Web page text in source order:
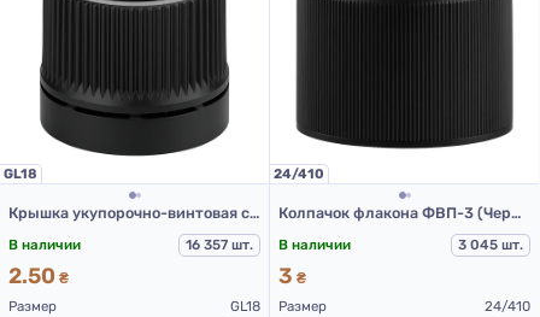
GL18
Крышка укупорочно-винтовая с контролем первого вскрытия тип 1.4к черная
В наличии 16 357 шт.
2.50 ₴
Размер
GL18
24/410
Колпачок флакона ФВП-3 (Черный)
В наличии 3 045 шт.
3 ₴
Размер
24/410